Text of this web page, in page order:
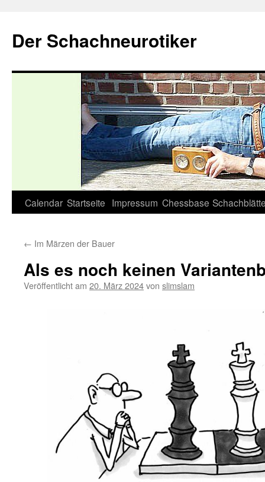
springen
Der Schachneurotiker
Calendar Startseite Impressum Chessbase
← Im Märzen der Bauer
Als es noch keinen
Veröffentlicht am 20. März 2024von slimslam